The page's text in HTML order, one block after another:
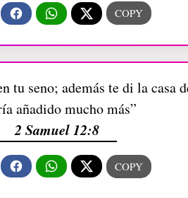
tu seno; además te di la casa
añadido mucho más”
2 Samuel 12:8